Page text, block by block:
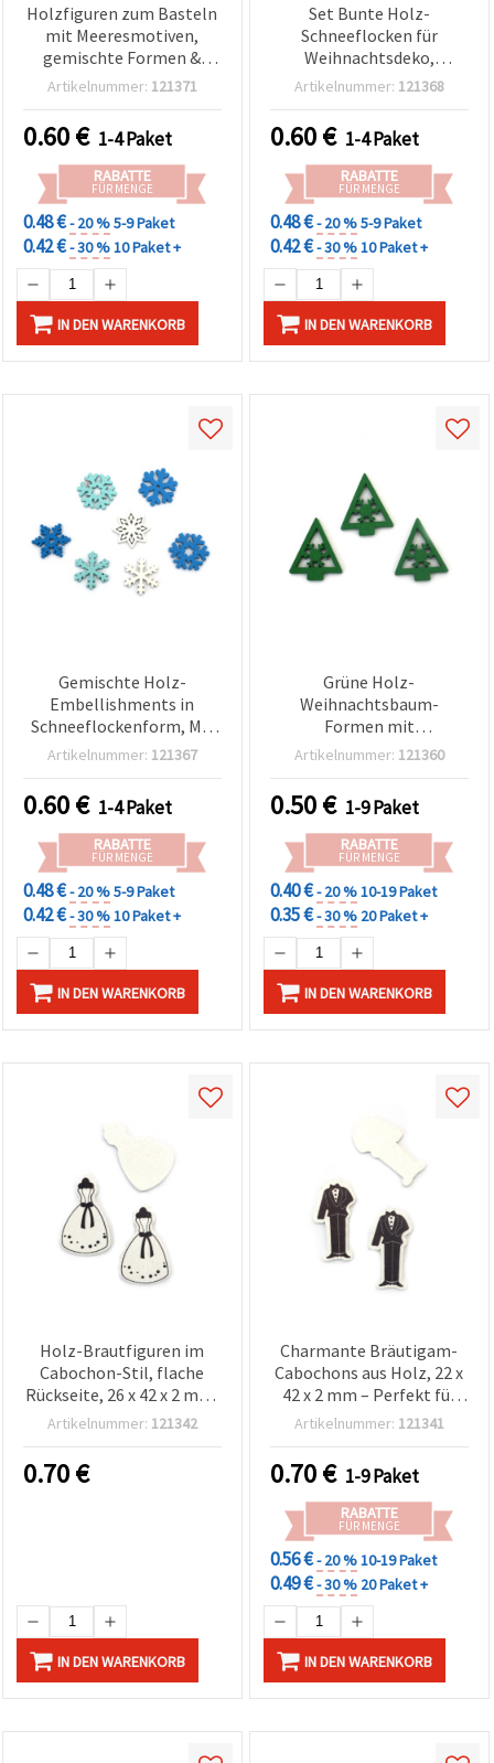
Holzfiguren zum Basteln
mit Meeresmotiven,
gemischte Formen &
Größen, 16–30 x 14–30 x
Artikelnummer: 121371
0.60€ 1-4 Paket
RABATTE
FÜR MENGE
0.48 €- 20 %5-9 Paket
0.42 €- 30 %10 Paket +
IN DEN WARENKORB
Set Bunte Holz-
Schneeflocken für
Weihnachtsdeko,
gemischt Rot/Grün/Weiß,
Artikelnummer: 121368
0.60€ 1-4 Paket
RABATTE
FÜR MENGE
0.48 €- 20 %5-9 Paket
0.42 €- 30 %10 Paket +
IN DEN WARENKORB
Gemischte Holz-
Embellishments in
Schneeflockenform, Mix
23-25 x 2,5 mm - 10 Stk.
Artikelnummer: 121367
0.60€ 1-4 Paket
RABATTE
FÜR MENGE
0.48 €- 20 %5-9 Paket
0.42 €- 30 %10 Paket +
IN DEN WARENKORB
Grüne Holz-
Weihnachtsbaum-
Formen mit
Schneeflocke, 21 x 25 x 2,5
Holzstreuteile für
Weihnachtsbasteln &
kreative DIY-Projekte
Artikelnummer: 121360
0.50€ 1-9 Paket
RABATTE
FÜR MENGE
0.40 €- 20 %10-19 Paket
0.35 €- 30 % 20 Paket +
IN DEN WARENKORB
Holz-Brautfiguren im
Cabochon-Stil, flache
Rückseite, 26 x 42 x 2 mm,
10er-Set, für
Scrapbooking &
Decoupage
Artikelnummer: 121342
0.70€
IN DEN WARENKORB
Charmante Bräutigam-
Cabochons aus Holz, 22 x
42 x 2 mm – Perfekt für
Hochzeitsbasteln,
mit 10 Stück
Artikelnummer: 121341
0.70€ 1-9 Paket
RABATTE
FÜR MENGE
0.56 €- 20 %10-19 Paket
0.49 €- 30 % 20 Paket +
IN DEN WARENKORB